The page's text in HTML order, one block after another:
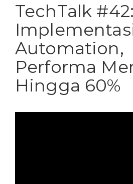
TechTalk
Automation,
Performa
Hingga 60%